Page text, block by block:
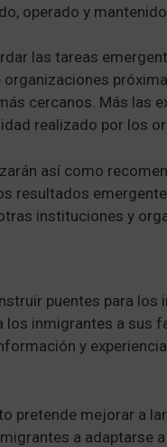
operado y
las tareas
cercanos. Más las
realizado por los
así como
resultados
instituciones y
puentes para
los inmigrantes a sus
y
pretende mejorar a
a adaptarse